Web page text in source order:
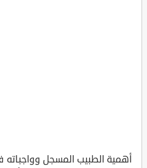
أهمية الطبيب المسجل وواجباته